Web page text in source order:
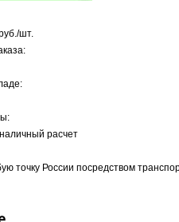
шт.
расчет
точку России посредством